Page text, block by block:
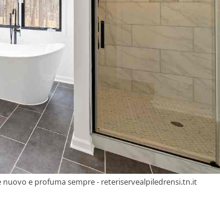
e profuma sempre - reteriservealpiledrensi.tn.it